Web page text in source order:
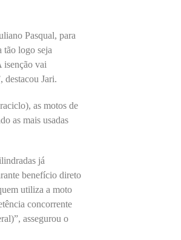
Pasqual, para
tão logo seja
isenção vai
destacou Jari.
as motos de
as mais usadas
já
benefício direto
utiliza a moto
concorrente
assegurou o